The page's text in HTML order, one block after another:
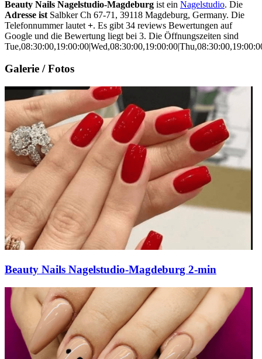
Beauty Nails Nagelstudio-Magdeburg ist ein Nagelstudio. Die
Adresse ist Salbker Ch 67-71, 39118 Magdeburg, Germany. Die
Telefonnummer lautet +. Es gibt 34 reviews Bewertungen auf
Google und die Bewertung liegt bei 3. Die Öffnungszeiten sind
Galerie / Fotos
Beauty Nails Nagelstudio-Magdeburg 2-min